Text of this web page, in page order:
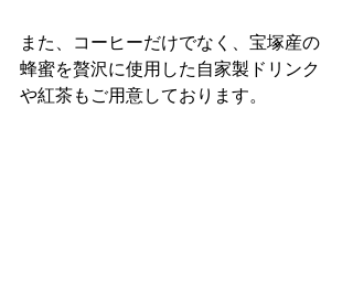
また、コーヒーだけでなく、宝塚産の
蜂蜜を贅沢に使用した自家製ドリンク
や紅茶もご用意しております。